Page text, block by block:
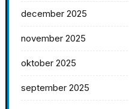
december 2025
november 2025
oktober 2025
september 2025